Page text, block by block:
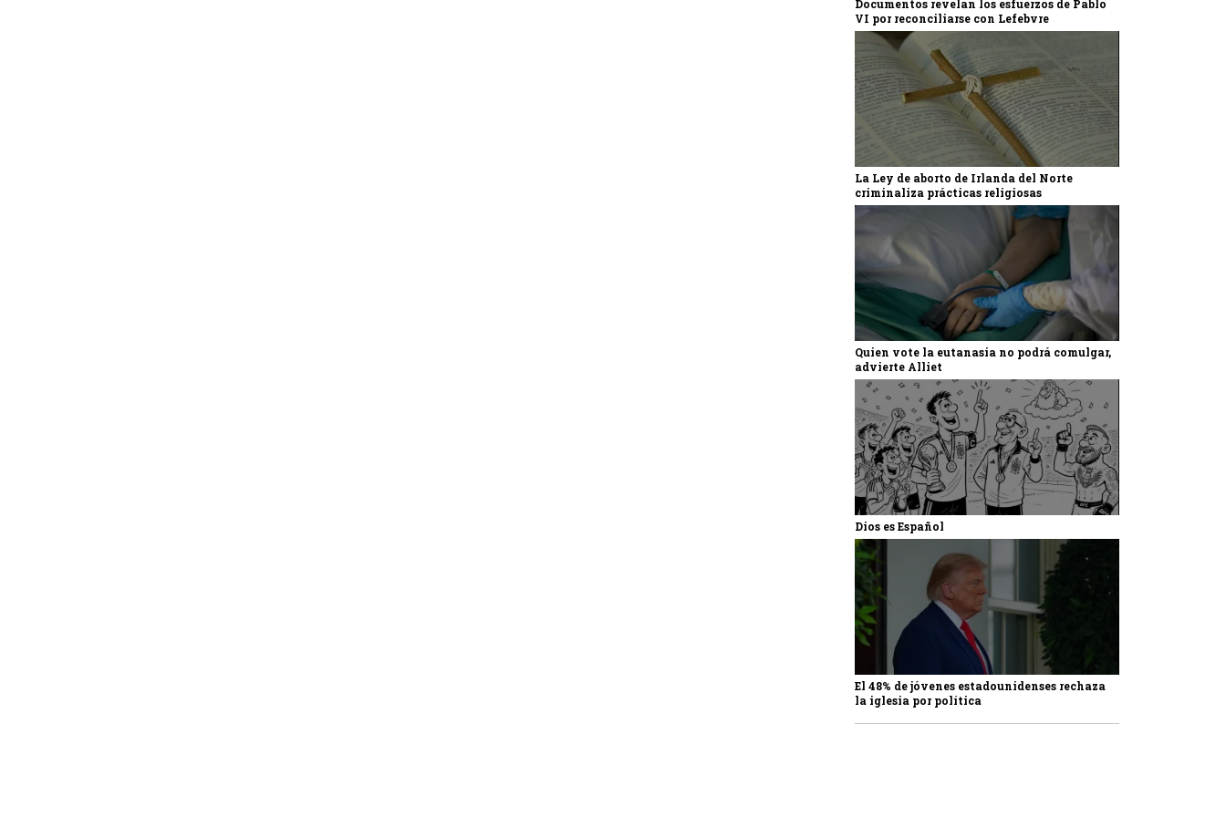
Documentos revelan los esfuerzos de Pablo
VI por reconciliarse con Lefebvre
La Ley de aborto de Irlanda del Norte
criminaliza prácticas religiosas
Quien vote la eutanasia no podrá comulgar,
advierte Alliet
Dios es Español
El 48% de jóvenes estadounidenses rechaza
la iglesia por política